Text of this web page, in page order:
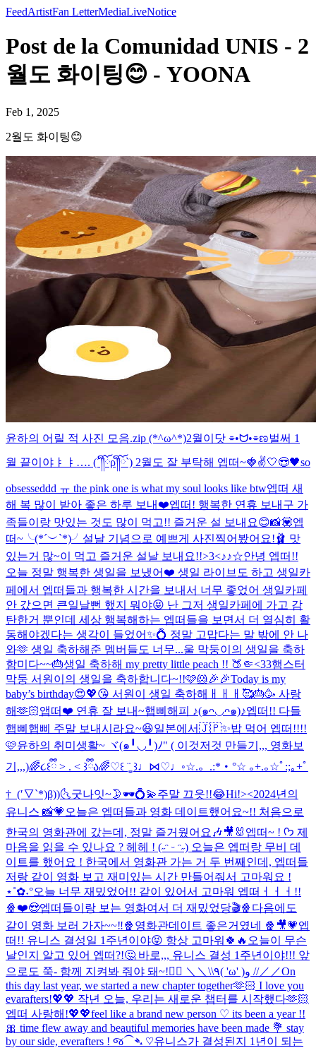
FeedArtistFan LetterMediaLiveNotice
Post de la Comunidad UNIS - 2
월도 화이팅😊 - YOONA
Feb 1, 2025
2월도 화이팅😊
윤하의 어릴 적 사진 모음.zip (*^ω^*)2월이닷 ⌯•ᗢ•⌯ಣ벌써 1
월 끝이야ㅑㅑ…. (´༎ຶོρ༎ຶོ`) 2월도 잘 부탁해 엡떠~🍓✌️🤍😎🖤so
obsesseddd ㅠ the pink one is what my soul looks like btw엡떠 새
해 복 많이 받아 좋은 하루 보내❤️엡떠! 행복한 연휴 보내구 가
족들이랑 맛있는 것도 많이 먹고!! 즐거운 설 보내요😊📸💟엡
떠~╰(*´︶`*)╯설날 기념으로 예쁘게 사진찍어봤어요!🩰 맛
있는거 많~이 먹고 즐거운 설날 보내요!!>3<♪♪☆안녕 엡떠!!
오늘 정말 행복한 생일을 보냈어❤️ 생일 라이브도 하고 생일카
페에서 엡떠들과 행복한 시간을 보내서 너무 좋었어 생일카페
안 갔으면 큰일날뻔 했지 뭐야😝 난 그저 생일카페에 가고 감
탄한거 뿐인데 세상 행복해하는 엡떠들을 보면서 더 열심히 활
동해야겠다는 생각이 들었어✨💍 정말 고맙다는 말 밖에 안 나
와🫶 생일 축하해준 멤버들도 너무...울 막둥이의 생일을 축하
함미다~~🎂생일 축하해 my pretty little peach !! 🍑🤏<33햄스터
막둥 서원이의 생일을 축하합니다~!!🩷🐹🎉🎉Today is my
baby’s birthday😍💖😘 서원이 생일 축하해ㅐㅐㅐ🥰🎂🥳 사랑
해🫶🏻앱떠❤️ 연휴 잘 보내~햅삐해피 ♪(๑ᴖ◡ᴖ๑)♪엡떠!! 다들
햅삐햅삐 주말 보내시라요~😆일본에서🇯🇵✨밥 먹어 엡떠!!!!
🩷윤하의 취미생활~ ヾ(๑╹◡╹)ﾉ" ( 이것저것 만들기,,, 영화보
기,,,)🌈૮꒰ྀི > . < ꒱ྀིა🌈♡꒰ ¨̮͚ ꒱♩⋈♡♩◦☆.。.:*・°☆ ｡+.｡☆ﾟ:;｡+ﾟ
†_(′▽`*)β))🌜굿나잇~🌛🕶️💍💫주말 끄읏!!😂Hi!><2024년의
유니스 📸💗 오늘은 엡떠들과 영화 데이트했어요~!! 처음으로
한국의 영화관에 갔는데, 정말 즐거웠어요🎶🎥🐰 엡떠~ ! ᡣ𐭩 제
마음을 읽을 수 있나요 ? 헤헤 ! (˶ᵔ ᵕ ᵔ˶) 오늘은 엡떠랑 무비 데
이트를 했어요 ! 한국에서 영화관 가는 거 두 번째인데, 엡떠들
저랑 같이 영화 보고 재미있는 시간 만들어줘서 고마워요 !
⋆˚✿˖°오늘 너무 재밌었어!! 같이 있어서 고마워 엡떠ㅓㅓㅓ!!
🍿❤️😍엡떠들이랑 보는 영화여서 더 재밌었당🎬🍿 다음에도
같이 영화 보러 가자~~‼️🍿 영화관데이트 좋은거였네 🍿🎥💗엡
떠!! 유니스 결성일 1주년이야😝 항상 고마워🍀🔥 오늘이 무슨
날인지 알고 있어 엡떠?!🤔 바로,,, 유니스 결성 1주년이야!!! 앞
으로도 쭉- 함께 지켜봐 줘야 돼~!❤️‍🔥 ＼＼\\٩( 'ω' )و //／／On
this day last year, we started a new chapter together🫶🏻 I love you
evarafters!💖💖 작년 오늘, 우리는 새로운 챕터를 시작했다🫶🏻
엡떠 사랑해!💖💖feel like a brand new person ♡ its been a year !!
🎀 time flew away and beautiful memories have been made 💐 stay
by our side, everafters ! જ⁀➴ ♡유니스가 결성된지 1년이 되는